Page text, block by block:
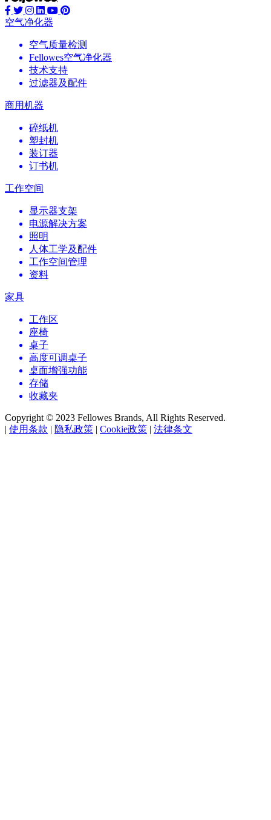
空气净化器
空气质量检测
Fellowes空气净化器
技术支持
过滤器及配件
商用机器
碎纸机
塑封机
装订器
订书机
工作空间
显示器支架
电源解决方案
照明
人体工学及配件
工作空间管理
资料
家具
工作区
座椅
桌子
高度可调桌子
桌面增强功能
存储
收藏夹
Copyright © 2023 Fellowes Brands, All Rights Reserved.
| 使用条款 | 隐私政策 | Cookie政策 | 法律条文